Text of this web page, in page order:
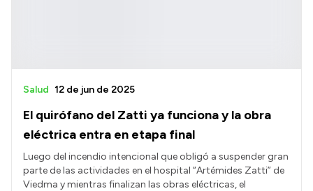
El quirófano del Zatti ya funciona y la obra
eléctrica entra en etapa final
Salud 12 de jun de 2025
Luego del incendio intencional que obligó a suspender gran
parte de las actividades en el hospital “Artémides Zatti” de
Viedma y mientras finalizan las obras eléctricas, el